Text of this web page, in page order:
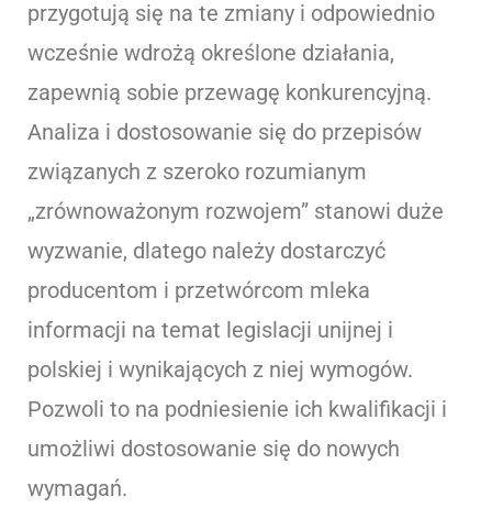
przygotują się na te zmiany i odpowiednio
wcześnie wdrożą określone działania,
zapewnią sobie przewagę konkurencyjną.
Analiza i dostosowanie się do przepisów
związanych z szeroko rozumianym
„zrównoważonym rozwojem” stanowi duże
wyzwanie, dlatego należy dostarczyć
producentom i przetwórcom mleka
informacji na temat legislacji unijnej i
polskiej i wynikających z niej wymogów.
Pozwoli to na podniesienie ich kwalifikacji i
umożliwi dostosowanie się do nowych
wymagań.